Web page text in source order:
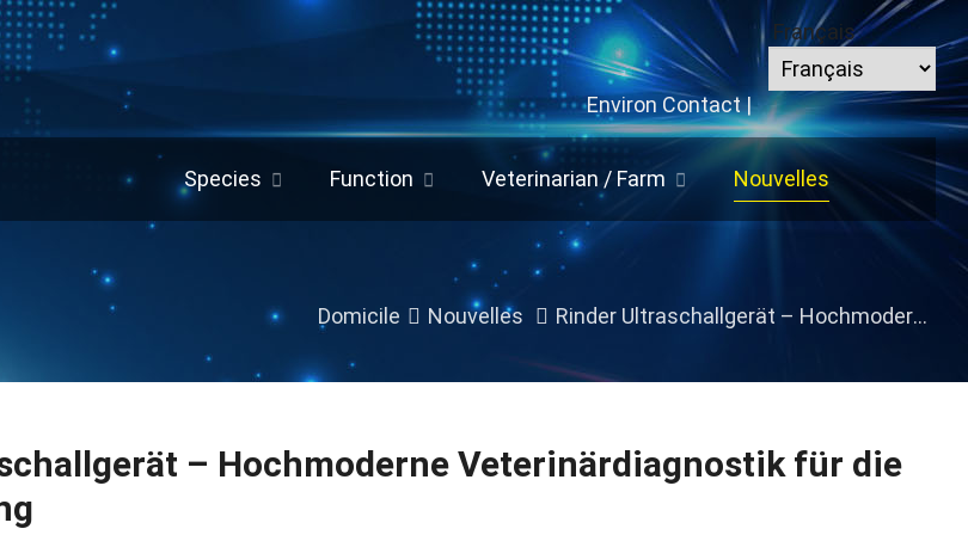
Environ Contact|
Français
Species Function Veterinarian / Farm Nouvelles
Domicile Nouvelles Rinder Ultraschallgerät – Hochmoderne Veterinärdiagnostik für die Rinderhaltung
– Hochmoderne Veterinärdiagnostik für die